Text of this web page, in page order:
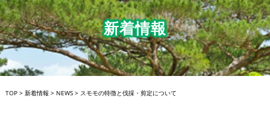
新着情報
TOP> 新着情報 > NEWS> スモモの特徴と伐採・剪定について